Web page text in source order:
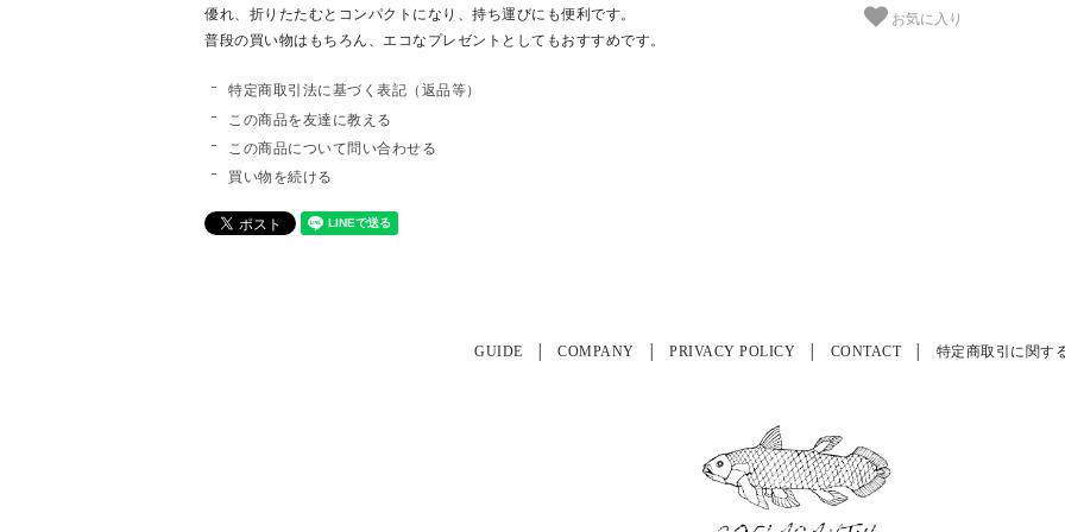
お気に入り
優れ、折りたたむとコンパクトになり、持ち運びにも便利です。
普段の買い物はもちろん、エコなプレゼントとしてもおすすめです。
特定商取引法に基づく表記（返品等）
この商品を友達に教える
この商品について問い合わせる
買い物を続ける
GUIDE COMPANY PRIVACY POLICY CONTACT 特定商取引に関す